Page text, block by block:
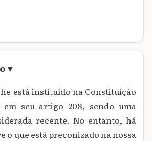
▾
está instituído na Constituição
em seu artigo 208, sendo uma
recente. No entanto, há
o que está preconizado na nossa